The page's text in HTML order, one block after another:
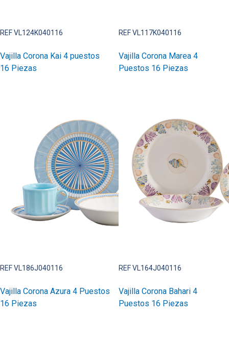
REF VL124K040116
Vajilla Corona Kai 4 puestos
16 Piezas
REF VL117K040116
Vajilla Corona Marea 4
Puestos 16 Piezas
REF VL186J040116
Vajilla Corona Azura 4 Puestos
16 Piezas
REF VL164J040116
Vajilla Corona Bahari 4
Puestos 16 Piezas